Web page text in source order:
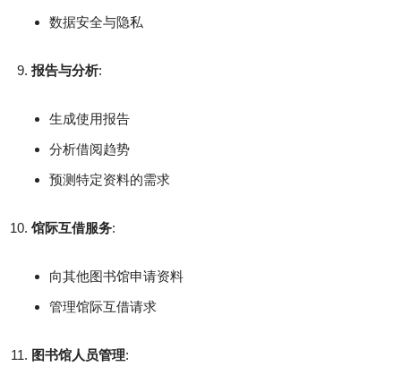
数据安全与隐私
报告与分析:
生成使用报告
分析借阅趋势
预测特定资料的需求
馆际互借服务:
向其他图书馆申请资料
管理馆际互借请求
图书馆人员管理: